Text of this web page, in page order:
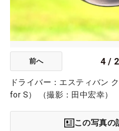
前へ 4 /
ドライバー：エスティバン
for S） （撮影：田中宏幸）
この写真の